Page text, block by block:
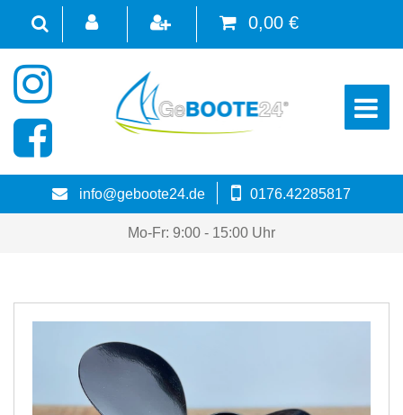
0,00 €
☰
info@geboote24.de 0176.42285817
Mo-Fr: 9:00 - 15:00 Uhr